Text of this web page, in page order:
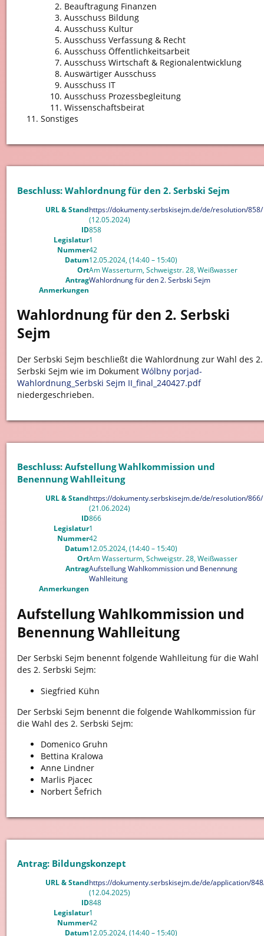
Beauftragung Finanzen
Ausschuss Bildung
Ausschuss Kultur
Ausschuss Verfassung & Recht
Ausschuss Öffentlichkeitsarbeit
Ausschuss Wirtschaft & Regionalentwicklung
Auswärtiger Ausschuss
Ausschuss IT
Ausschuss Prozessbegleitung
Wissenschaftsbeirat
Sonstiges
Beschluss: Wahlordnung für den 2. Serbski Sejm
URL & Standhttps://dokumenty.serbskisejm.de/de/resolution/858/
(12.05.2024)
ID858
Legislatur1
Nummer42
Datum12.05.2024, (14:40 – 15:40)
OrtAm Wasserturm, Schweigstr. 28, Weißwasser
AntragWahlordnung für den 2. Serbski Sejm
Anmerkungen
Wahlordnung für den 2. Serbski
Sejm
Der Serbski Sejm beschließt die Wahlordnung zur Wahl des 2.
Serbski Sejm wie im Dokument Wólbny porjad-
Wahlordnung_Serbski Sejm II_final_240427.pdf
niedergeschrieben.
Beschluss: Aufstellung Wahlkommission und
Benennung Wahlleitung
URL & Standhttps://dokumenty.serbskisejm.de/de/resolution/866/
(21.06.2024)
ID866
Legislatur1
Nummer42
Datum12.05.2024, (14:40 – 15:40)
OrtAm Wasserturm, Schweigstr. 28, Weißwasser
AntragAufstellung Wahlkommission und Benennung
Wahlleitung
Anmerkungen
Aufstellung Wahlkommission und
Benennung Wahlleitung
Der Serbski Sejm benennt folgende Wahlleitung für die Wahl
des 2. Serbski Sejm:
Siegfried Kühn
Der Serbski Sejm benennt die folgende Wahlkommission für
die Wahl des 2. Serbski Sejm:
Domenico Gruhn
Bettina Kralowa
Anne Lindner
Marlis Pjacec
Norbert Šefrich
Antrag: Bildungskonzept
URL & Standhttps://dokumenty.serbskisejm.de/de/application/
(12.04.2025)
ID848
Legislatur1
Nummer42
Datum12.05.2024, (14:40 – 15:40)